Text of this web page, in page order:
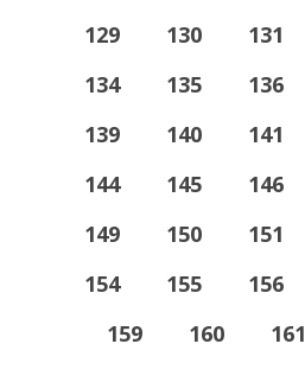
129
130 131
134
135 136
139
140 141
144
145 146
149
150 151
154
155 156
159
160 161